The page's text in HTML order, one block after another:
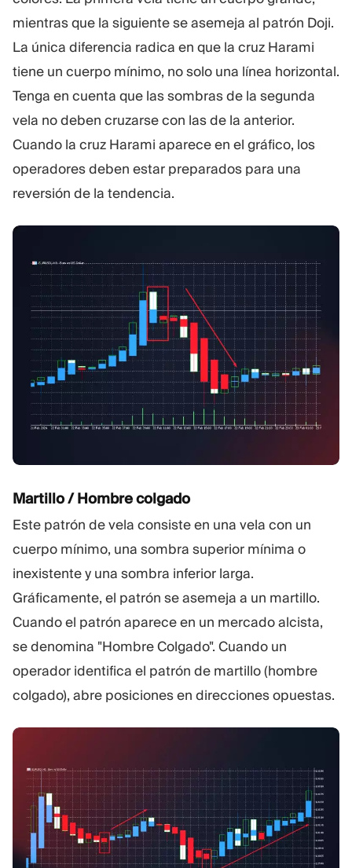
mientras que la siguiente se asemeja al patrón Doji.
La única diferencia radica en que la cruz Harami
tiene un cuerpo mínimo, no solo una línea horizontal.
Tenga en cuenta que las sombras de la segunda
vela no deben cruzarse con las de la anterior.
Cuando la cruz Harami aparece en el gráfico, los
operadores deben estar preparados para una
reversión de la tendencia.
Martillo / Hombre colgado
Este patrón de vela consiste en una vela con un
cuerpo mínimo, una sombra superior mínima o
inexistente y una sombra inferior larga.
Gráficamente, el patrón se asemeja a un martillo.
Cuando el patrón aparece en un mercado alcista,
se denomina "Hombre Colgado". Cuando un
operador identifica el patrón de martillo (hombre
colgado), abre posiciones en direcciones opuestas.